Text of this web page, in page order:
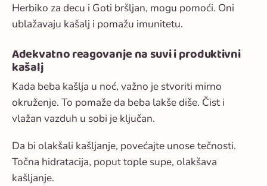
Herbiko za decu i Goti bršljan, mogu pomoći. Oni
ublažavaju kašalj i pomažu imunitetu.
Adekvatno reagovanje na suvi i produktivni
kašalj
Kada beba kašlja u noć, važno je stvoriti mirno
okruženje. To pomaže da beba lakše diše. Čist i
vlažan vazduh u sobi je ključan.
Da bi olakšali kašljanje, povećajte unose tečnosti.
Točna hidratacija, poput tople supe, olakšava
kašljanje.